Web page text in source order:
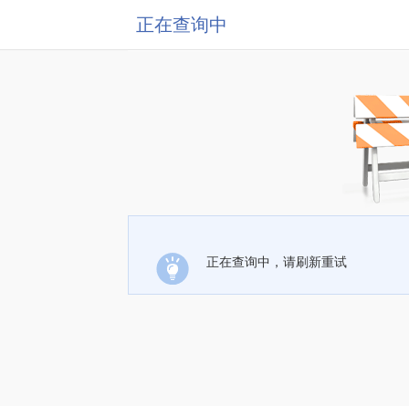
正在查询中
正在查询中，请刷新重试